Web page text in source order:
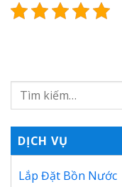
DỊCH VỤ
Lắp Đặt Bồn Nước